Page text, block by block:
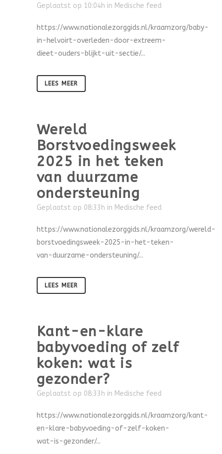
Geplaatst op 10:04h in Medische feed
https://www.nationalezorggids.nl/kraamzorg/baby-
in-helvoirt-overleden-door-extreem-
dieet-ouders-blijkt-uit-sectie/...
LEES MEER
Wereld
Borstvoedingsweek
2025 in het teken
van duurzame
ondersteuning
Geplaatst op 08:33h in Medische feed
https://www.nationalezorggids.nl/kraamzorg/wereld-
borstvoedingsweek-2025-in-het-teken-
van-duurzame-ondersteuning/...
LEES MEER
Kant-en-klare
babyvoeding of zelf
koken: wat is
gezonder?
Geplaatst op 08:33h in Medische feed
https://www.nationalezorggids.nl/kraamzorg/kant-
en-klare-babyvoeding-of-zelf-koken-
wat-is-gezonder/...